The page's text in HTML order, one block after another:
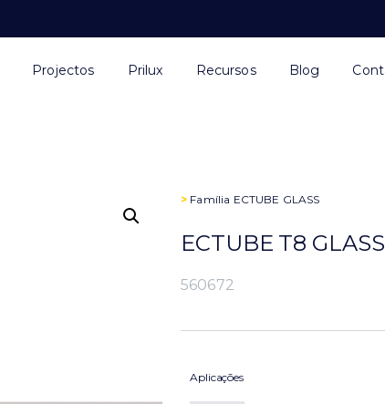
Projectos Prilux Recursos Blog
> Família ECTUBE GLASS
ECTUBE T8
560672
Aplicações